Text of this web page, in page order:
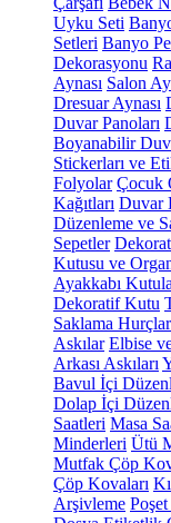
Uyku Seti
Setleri Banyo
Dekorasyonu
Aynası Salon
Dresuar Aynası
Duvar Panoları
Boyanabilir
Stickerları ve
Folyolar Çocuk
Kağıtları Duvar
Düzenleme ve
Sepetler
Kutusu ve
Ayakkabı
Dekoratif Kutu
Saklama
Askılar Elbise
Arkası Askıları
Bavul İçi
Dolap İçi
Saatleri Masa
Minderleri Ütü
Mutfak Çöp
Çöp Kovaları
Arşivleme